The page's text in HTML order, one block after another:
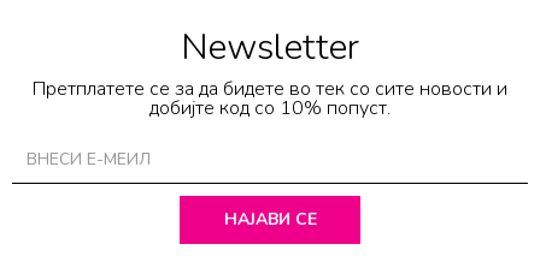
Newsletter
Претплатете се за да бидете во тек со сите новости и
добијте код со 10% попуст.
НАЈАВИ СЕ